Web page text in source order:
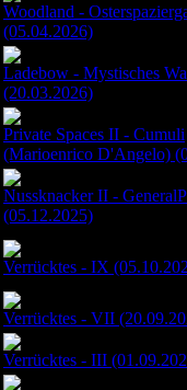
Woodland -
(05.04.2026)
Ladebow - Mystisches
(20.03.2026)
Private Spaces II - Cumuli
(Marioenrico D'Angelo)
Nussknacker II -
(05.12.2025)
Verrücktes - IX
Verrücktes - VII
Verrücktes - III